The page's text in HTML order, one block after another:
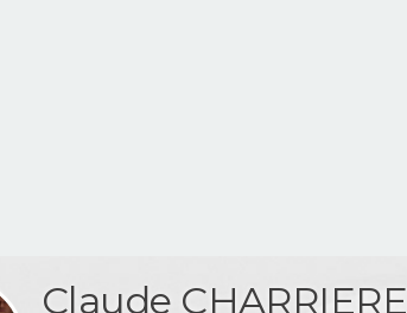
Claude CHARRIERE